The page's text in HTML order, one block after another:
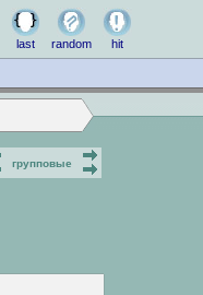
last random hit
групповые